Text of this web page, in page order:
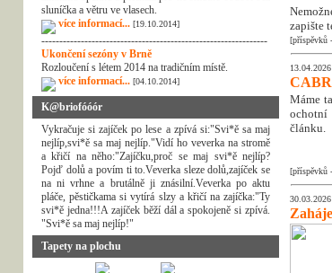
sluníčka a větru ve vlasech.
více informací... [19.10.2014]
---------------------------------------------------------------
Ukončení sezóny v Brně
Rozloučení s létem 2014 na tradičním místě.
více informací... [04.10.2014]
K@briofóóór
Vykračuje si zajíček po lese a zpívá si:"Svi*ě sa maj
nejlíp,svi*ě sa maj nejlíp."Vidí ho veverka na stromě
a křičí na něho:"Zajíčku,proč se maj svi*ě nejlíp?
Pojď dolů a povím ti to.Veverka sleze dolů,zajíček se
na ni vrhne a brutálně ji znásilní.Veverka po aktu
pláče, pěstičkama si vytírá slzy a křičí na zajíčka:"Ty
svi*ě jedna!!!A zajíček běží dál a spokojeně si zpívá.
"Svi*ě sa maj nejlíp!"
Tapety na plochu
zapište
[příspěvků
Máme
ochotní
článku.
[příspěvků